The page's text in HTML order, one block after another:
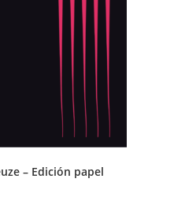
– Edición papel